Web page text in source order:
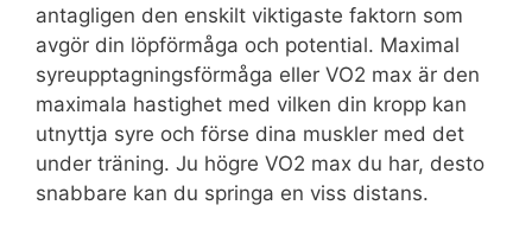
antagligen den enskilt viktigaste faktorn som
avgör din löpförmåga och potential. Maximal
syreupptagningsförmåga eller VO2 max är den
maximala hastighet med vilken din kropp kan
utnyttja syre och förse dina muskler med det
under träning. Ju högre VO2 max du har, desto
snabbare kan du springa en viss distans.